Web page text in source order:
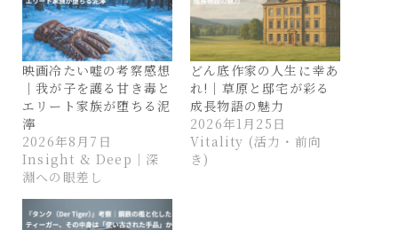
映画冷たい嘘の考察感想
｜我が子を護る甘き毒と
エリート家族が堕ちる泥
濘
2026年8月7日
Insight & Deep｜深
淵への眼差し
どん底作家の人生に幸あ
れ!｜草原と邸宅が彩る
成長物語の魅力
2026年1月25日
Vitality (活力・前向
き)